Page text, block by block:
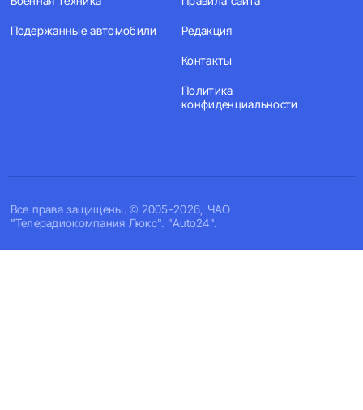
Все права защищены. © 2005-2026, ЧАО
"Телерадиокомпания Люкс". "Auto24".
Подержанные автомобили Редакция
Контакты
Политика
конфиденциальности